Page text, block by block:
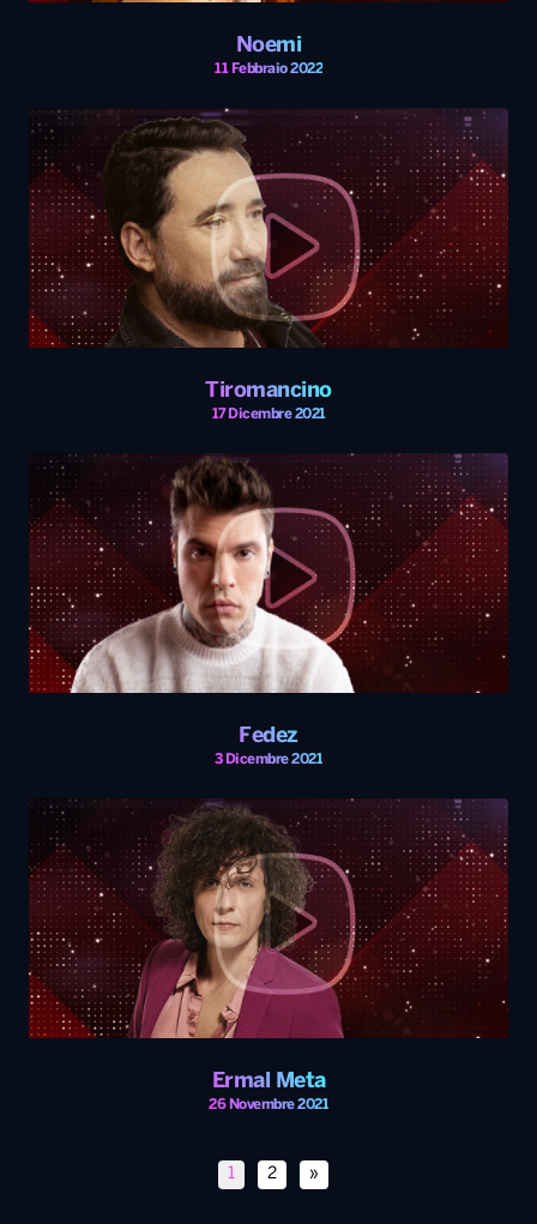
Noemi
11 Febbraio 2022
Tiromancino
17 Dicembre 2021
Fedez
3 Dicembre 2021
Ermal Meta
26 Novembre 2021
1 2 »